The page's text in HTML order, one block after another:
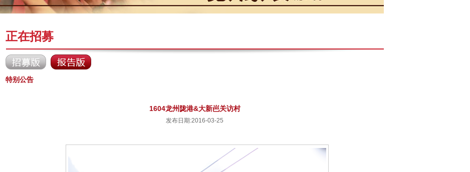
正在招募
特别公告
1604龙州陇港&大新岜关访村
发布日期:2016-03-25